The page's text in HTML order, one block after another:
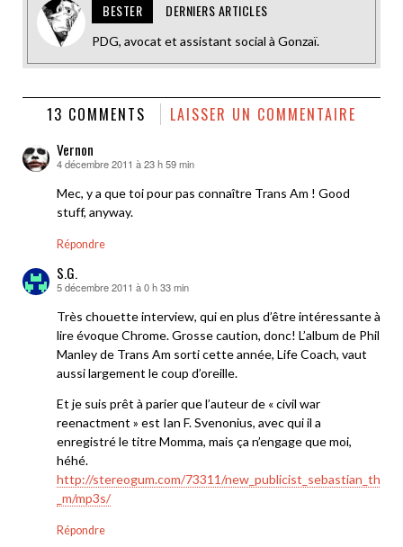
BESTER DERNIERS ARTICLES
PDG, avocat et assistant social à Gonzaï.
13 COMMENTS LAISSER UN COMMENTAIRE
Vernon
dit :
4 décembre 2011 à 23 h 59 min
Mec, y a que toi pour pas connaître Trans Am ! Good
stuff, anyway.
Répondre
S.G.
dit :
5 décembre 2011 à 0 h 33 min
Très chouette interview, qui en plus d’être intéressante à
lire évoque Chrome. Grosse caution, donc! L’album de Phil
Manley de Trans Am sorti cette année, Life Coach, vaut
aussi largement le coup d’oreille.
Et je suis prêt à parier que l’auteur de « civil war
reenactment » est Ian F. Svenonius, avec qui il a
enregistré le titre Momma, mais ça n’engage que moi,
héhé.
http://stereogum.com/73311/
_m/mp3s/
Répondre